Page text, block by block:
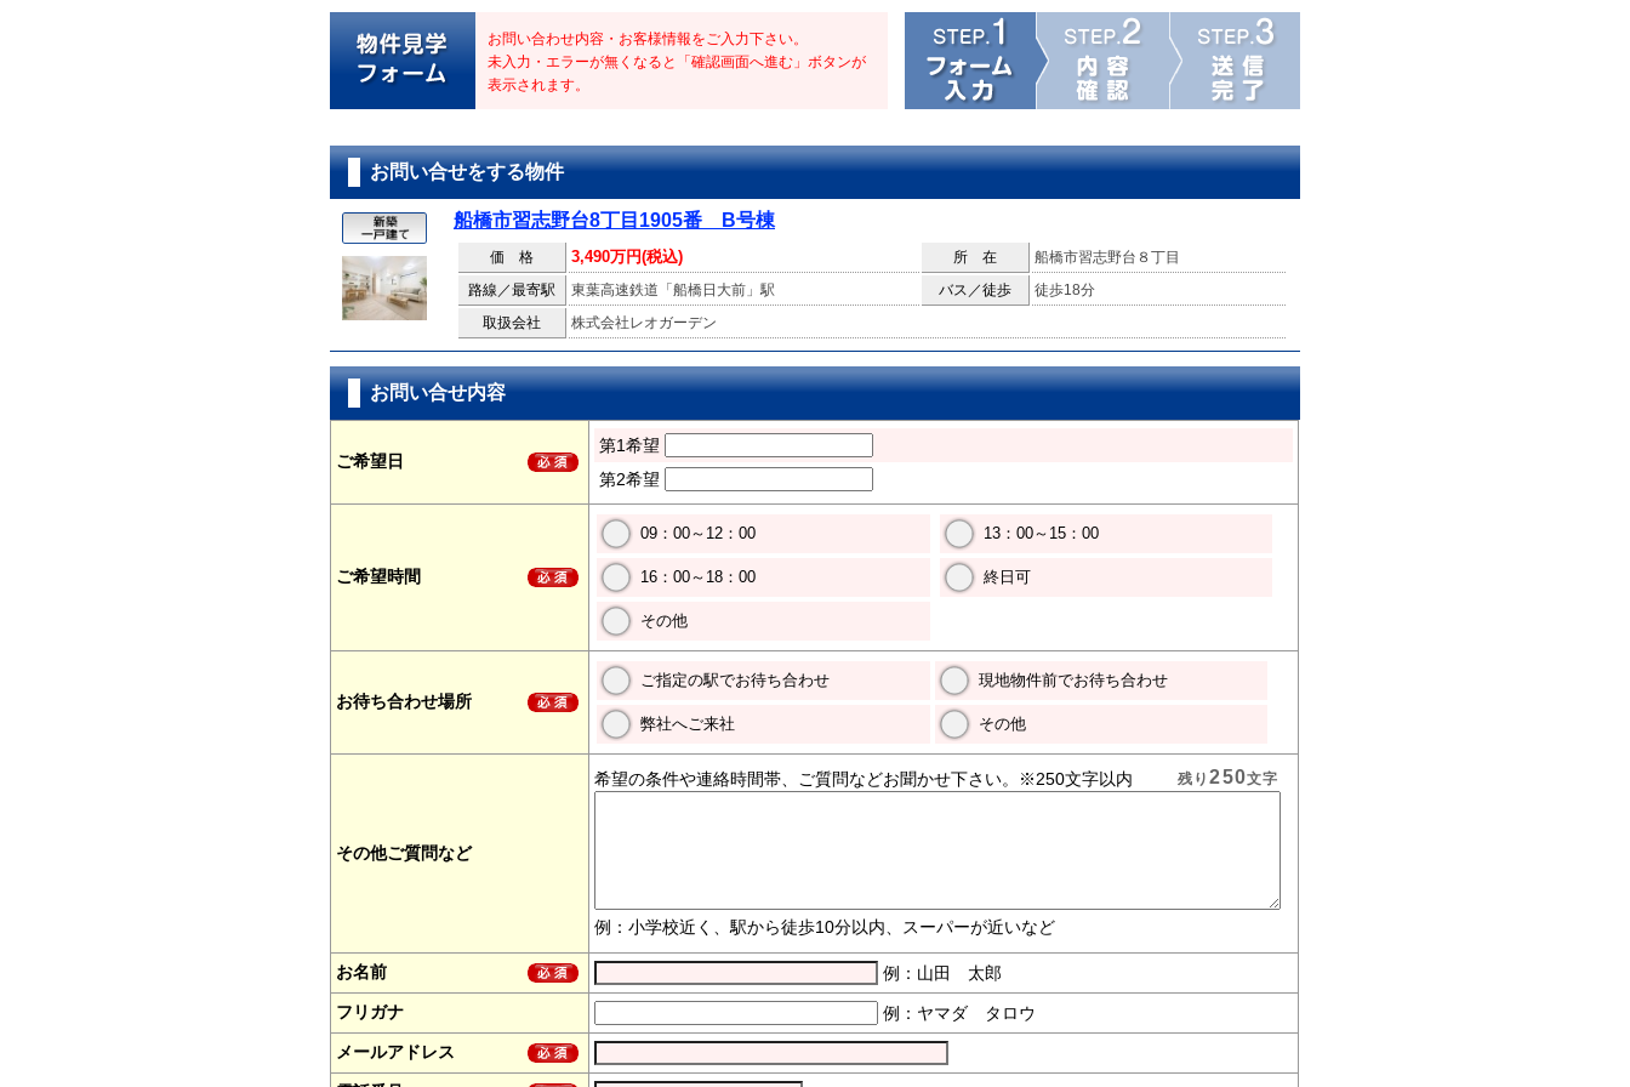
お問い合わせ内容・お客様情報をご入力下さい。
未入力・エラーが無くなると「確認画面へ進む」ボタンが
表示されます。
お問い合せをする物件
船橋市習志野台8丁目1905番 B号棟
価 格 3,490万円(税込) 所 在
船橋市習志野台８丁目
路線／最寄駅
東葉高速鉄道「船橋日大前」駅 バス／徒歩
徒歩18分
取扱会社
株式会社レオガーデン
お問い合せ内容
ご希望日
第1希望
第2希望
ご希望時間
09：00～12：00 13：00～15：00
16：00～18：00 終日可
その他
お待ち合わせ場所
ご指定の駅でお待ち合わせ 現地物件前でお待ち合わせ
弊社へご来社 その他
その他ご質問など
希望の条件や連絡時間帯、ご質問などお聞かせ下さい。※250文字以内
例：小学校近く、駅から徒歩10分以内、スーパーが近いなど
残り250文字
お名前
例：山田 太郎
フリガナ
例：ヤマダ タロウ
メールアドレス